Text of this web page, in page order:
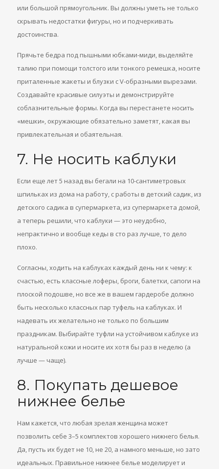
или большой прямоугольник. Вы должны уметь не только
скрывать недостатки фигуры, но и подчеркивать
достоинства.
Прячьте бедра под пышными юбками-миди, выделяйте
талию при помощи толстого или тонкого ремешка, носите
приталенные жакеты и блузки с V-образными вырезами.
Создавайте красивые силуэты и демонстрируйте
соблазнительные формы. Когда вы перестанете носить
«мешки», окружающие обязательно заметят, какая вы
привлекательная и обаятельная.
7. Не носить каблуки
Если еще лет 5 назад вы бегали на 10-сантиметровых
шпильках из дома на работу, с работы в детский садик, из
детского садика в супермаркета, из супермаркета домой,
а теперь решили, что каблуки — это неудобно,
непрактично и вообще кеды в сто раз лучше, то дело
плохо.
Согласны, ходить на каблуках каждый день ни к чему: к
счастью, есть классные лоферы, броги, балетки, сапоги на
плоской подошве, но все же в вашем гардеробе должно
быть несколько классных пар туфель на каблуках. И
надевать их желательно не только по большим
праздникам. Выбирайте туфли на устойчивом каблуке из
натуральной кожи и носите их хотя бы раз в неделю (а
лучше — чаще).
8. Покупать дешевое
нижнее белье
Нам кажется, что любая зрелая женщина может
позволить себе 3–5 комплектов хорошего нижнего белья.
Да, пусть их будет не 10, не 20, а намного меньше, но зато
идеальных. Правильное нижнее белье моделирует и